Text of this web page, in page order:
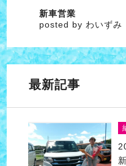
新車営業
posted by わいずみ
最新記事